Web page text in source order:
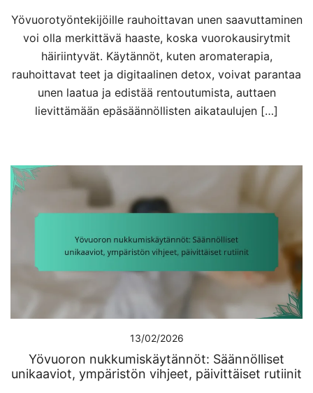
Yövuorotyöntekijöille rauhoittavan unen saavuttaminen
voi olla merkittävä haaste, koska vuorokausirytmit
häiriintyvät. Käytännöt, kuten aromaterapia,
rauhoittavat teet ja digitaalinen detox, voivat parantaa
unen laatua ja edistää rentoutumista, auttaen
lievittämään epäsäännöllisten aikataulujen […]
13/02/2026
Yövuoron nukkumiskäytännöt: Säännölliset
unikaaviot, ympäristön vihjeet, päivittäiset rutiinit